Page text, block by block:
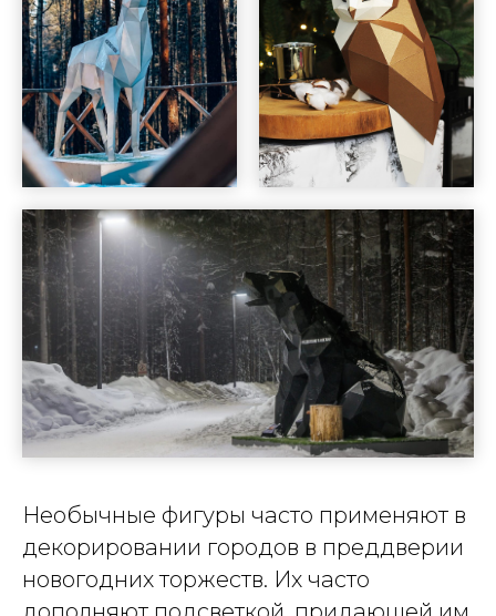
Необычные фигуры часто применяют в
декорировании городов в преддверии
новогодних торжеств. Их часто